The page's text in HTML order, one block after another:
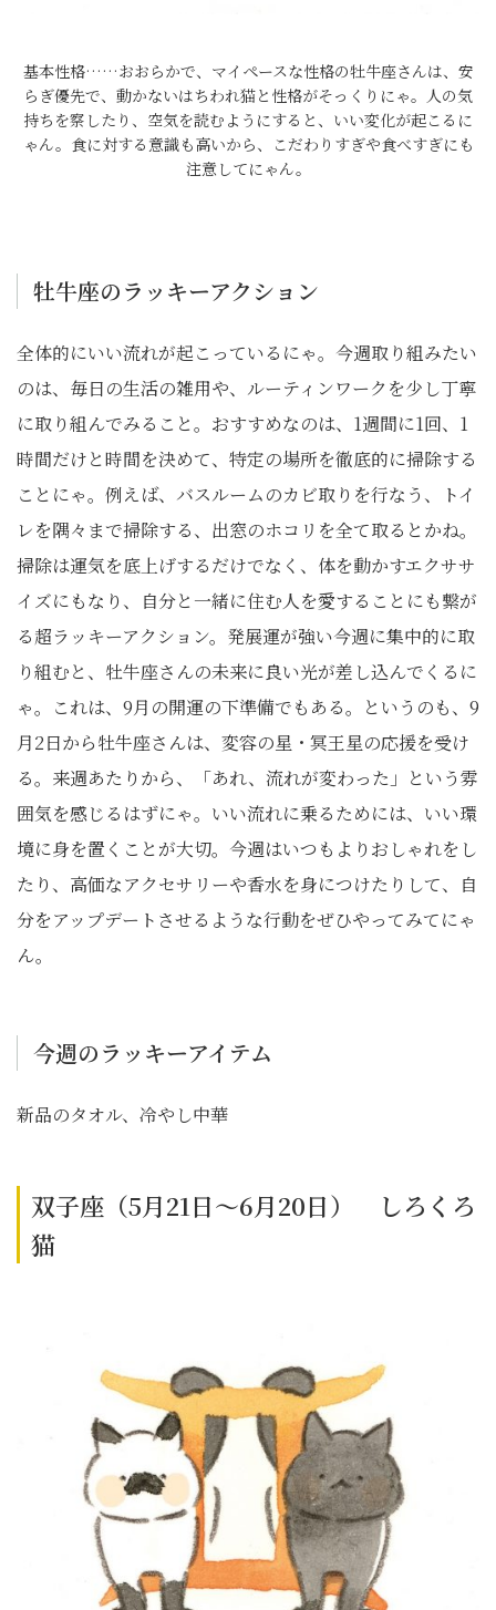
基本性格……おおらかで、マイペースな性格の牡牛座さんは、安
らぎ優先で、動かないはちわれ猫と性格がそっくりにゃ。人の気
持ちを察したり、空気を読むようにすると、いい変化が起こるに
ゃん。食に対する意識も高いから、こだわりすぎや食べすぎにも
注意してにゃん。
牡牛座のラッキーアクション
全体的にいい流れが起こっているにゃ。今週取り組みたい
のは、毎日の生活の雑用や、ルーティンワークを少し丁寧
に取り組んでみること。おすすめなのは、1週間に1回、1
時間だけと時間を決めて、特定の場所を徹底的に掃除する
ことにゃ。例えば、バスルームのカビ取りを行なう、トイ
レを隅々まで掃除する、出窓のホコリを全て取るとかね。
掃除は運気を底上げするだけでなく、体を動かすエクササ
イズにもなり、自分と一緒に住む人を愛することにも繋が
る超ラッキーアクション。発展運が強い今週に集中的に取
り組むと、牡牛座さんの未来に良い光が差し込んでくるに
ゃ。これは、9月の開運の下準備でもある。というのも、9
月2日から牡牛座さんは、変容の星・冥王星の応援を受け
る。来週あたりから、「あれ、流れが変わった」という雰
囲気を感じるはずにゃ。いい流れに乗るためには、いい環
境に身を置くことが大切。今週はいつもよりおしゃれをし
たり、高価なアクセサリーや香水を身につけたりして、自
分をアップデートさせるような行動をぜひやってみてにゃ
ん。
今週のラッキーアイテム
新品のタオル、冷やし中華
双子座（5月21日～6月20日） しろくろ
猫